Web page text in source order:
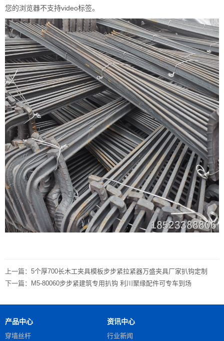
您的浏览器不支持video标签。
上一篇： 5个厚700长木工夹具模板步步紧拉紧器万盛夹具厂家扒钩定制
下一篇：
M5-80060步步紧建筑专用扒钩 利川聚缘配件可专车到场
产品中心
穿墙丝杆
资讯中心
行业新闻